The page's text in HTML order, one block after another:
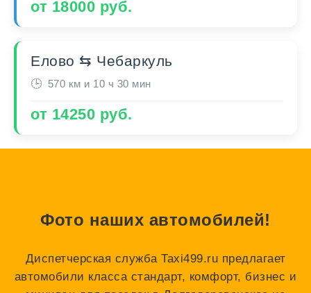
от 18000 руб.
Елово ⇆ Чебаркуль
570 км и 10 ч 30 мин
от 14250 руб.
Фото наших автомобилей!
Диспетчерская служба Taxi499.ru предлагает
автомобили класса стандарт, комфорт, бизнес и